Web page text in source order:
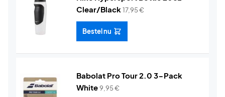
Clear/Black17,95€
Bestel nu
Babolat Pro Tour 2.0 3-Pack
White9,95€